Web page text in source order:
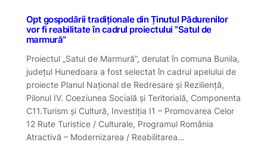
Opt gospodării tradiționale din Ținutul Pădurenilor
vor fi reabilitate în cadrul proiectului ”Satul de
marmură”
Proiectul „Satul de Marmură”, derulat în comuna Bunila,
judeţul Hunedoara a fost selectat în cadrul apelului de
proiecte Planul Național de Redresare și Reziliență,
Pilonul IV. Coeziunea Socială şi Teritorială, Componenta
C11.Turism şi Cultură, Investiția I1 – Promovarea Celor
12 Rute Turistice / Culturale, Programul România
Atractivă – Modernizarea / Reabilitarea…